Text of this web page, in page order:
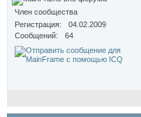
Член сообщества
Регистрация
04.02.2009
Сообщений
64